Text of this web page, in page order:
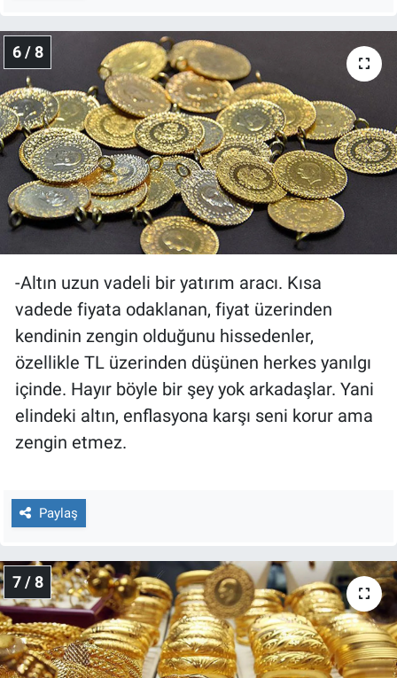
6 / 8
-Altın uzun vadeli bir yatırım aracı. Kısa
vadede fiyata odaklanan, fiyat üzerinden
kendinin zengin olduğunu hissedenler,
özellikle TL üzerinden düşünen herkes yanılgı
içinde. Hayır böyle bir şey yok arkadaşlar. Yani
elindeki altın, enflasyona karşı seni korur ama
zengin etmez.
Paylaş
7 / 8